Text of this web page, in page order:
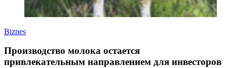
Biznes
Производство молока остается
привлекательным направлением для инвесторов